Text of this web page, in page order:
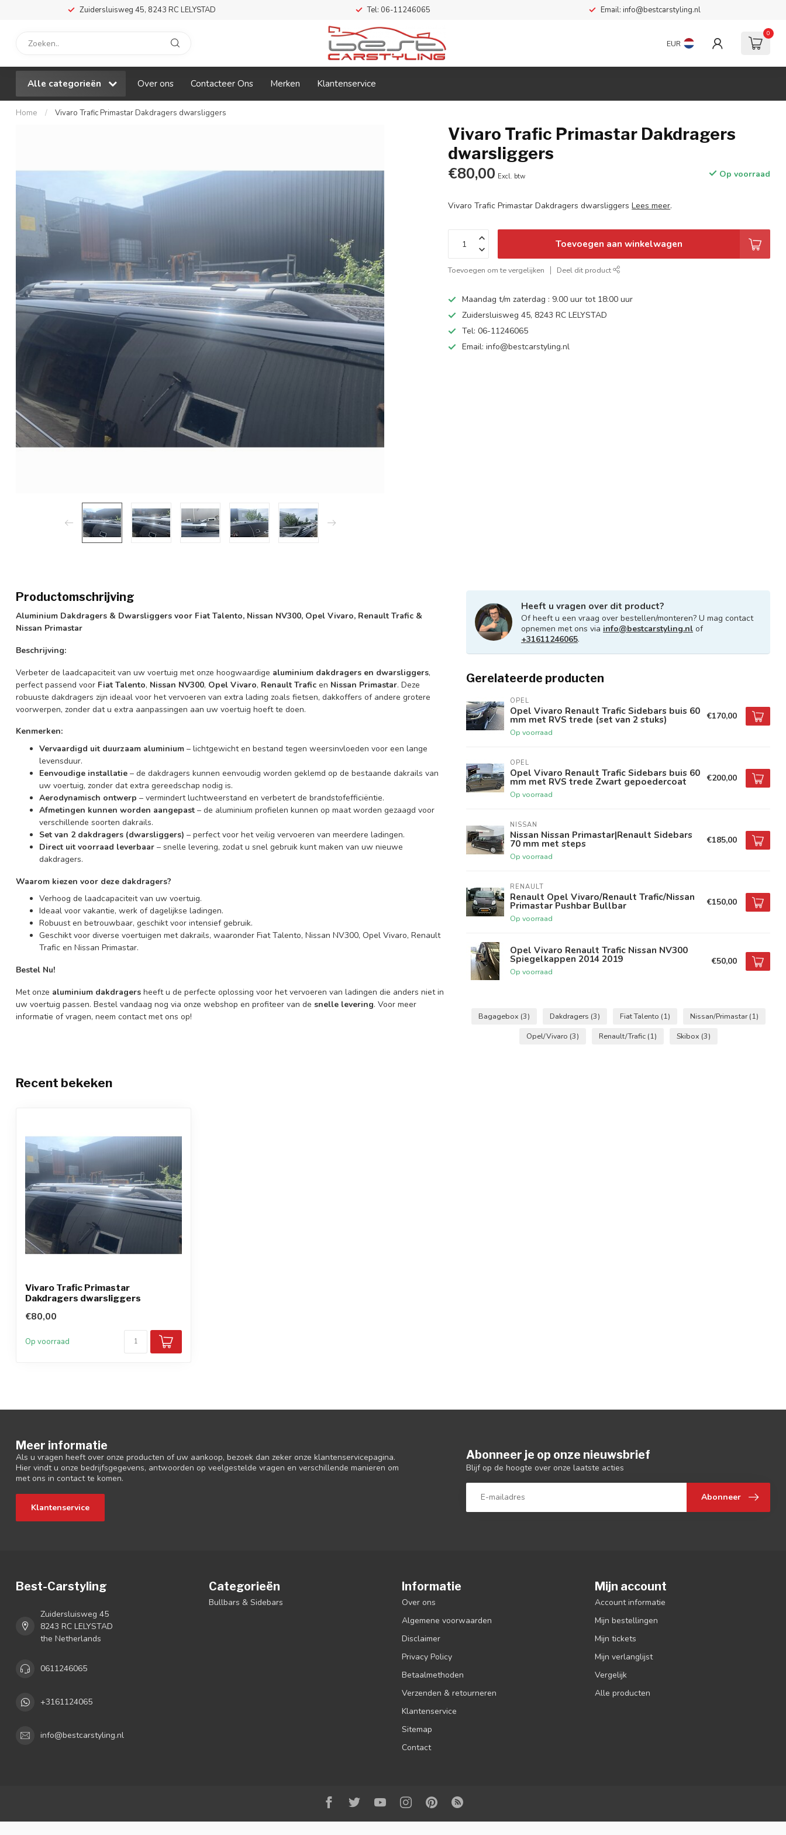
Zuidersluisweg 45, 8243 RC LELYSTAD Tel: 06-11246065 Email: info@bestcarstyling.nl
EUR
0
Alle categorieën Over ons Contacteer Ons Merken Klantenservice
Home / Vivaro Trafic Primastar Dakdragers dwarsliggers
Vivaro Trafic Primastar Dakdragers
dwarsliggers
€80,00 Excl. btw Op voorraad
Vivaro Trafic Primastar Dakdragers dwarsliggersLees meer.
Toevoegen aan winkelwagen
Toevoegen om te vergelijken Deel dit product
Maandag t/m zaterdag : 9.00 uur tot 18:00 uur
Zuidersluisweg 45, 8243 RC LELYSTAD
Tel: 06-11246065
Email:info@bestcarstyling.nl
Productomschrijving
Aluminium Dakdragers & Dwarsliggers voor Fiat Talento, Nissan NV300, Opel Vivaro, Renault Trafic &
Nissan Primastar
Beschrijving:
Verbeter de laadcapaciteit van uw voertuig met onze hoogwaardige aluminium dakdragers en dwarsliggers,
perfect passend voor Fiat Talento, Nissan NV300, Opel Vivaro, Renault Trafic en Nissan Primastar. Deze
robuuste dakdragers zijn ideaal voor het vervoeren van extra lading zoals fietsen, dakkoffers of andere grotere
voorwerpen, zonder dat u extra aanpassingen aan uw voertuig hoeft te doen.
Kenmerken:
Vervaardigd uit duurzaam aluminium – lichtgewicht en bestand tegen weersinvloeden voor een lange
levensduur.
Eenvoudige installatie – de dakdragers kunnen eenvoudig worden geklemd op de bestaande dakrails van
uw voertuig, zonder dat extra gereedschap nodig is.
Aerodynamisch ontwerp – vermindert luchtweerstand en verbetert de brandstofefficiëntie.
Afmetingen kunnen worden aangepast – de aluminium profielen kunnen op maat worden gezaagd voor
verschillende soorten dakrails.
Set van 2 dakdragers (dwarsliggers) – perfect voor het veilig vervoeren van meerdere ladingen.
Direct uit voorraad leverbaar – snelle levering, zodat u snel gebruik kunt maken van uw nieuwe
dakdragers.
Waarom kiezen voor deze dakdragers?
Verhoog de laadcapaciteit van uw voertuig.
Ideaal voor vakantie, werk of dagelijkse ladingen.
Robuust en betrouwbaar, geschikt voor intensief gebruik.
Geschikt voor diverse voertuigen met dakrails, waaronder Fiat Talento, Nissan NV300, Opel Vivaro, Renault
Trafic en Nissan Primastar.
Bestel Nu!
Met onze aluminium dakdragers heeft u de perfecte oplossing voor het vervoeren van ladingen die anders niet in
uw voertuig passen. Bestel vandaag nog via onze webshop en profiteer van de snelle levering. Voor meer
informatie of vragen, neem contact met ons op!
Heeft u vragen over dit product?
Of heeft u een vraag over bestellen/monteren? U mag contact
opnemen met ons via info@bestcarstyling.nl of
+31611246065.
Gerelateerde producten
OPEL
Opel Vivaro Renault Trafic Sidebars buis 60
mm met RVS trede (set van 2 stuks)
Op voorraad
€170,00
OPEL
Opel Vivaro Renault Trafic Sidebars buis 60
mm met RVS trede Zwart gepoedercoat
Op voorraad
€200,00
NISSAN
Nissan Nissan Primastar|Renault Sidebars
70 mm met steps
Op voorraad
€185,00
RENAULT
Renault Opel Vivaro/Renault Trafic/Nissan
Primastar Pushbar Bullbar
Op voorraad
€150,00
Opel Vivaro Renault Trafic Nissan NV300
Spiegelkappen 2014 2019
Op voorraad
€50,00
Bagagebox (3) Dakdragers (3) Fiat Talento (1) Nissan/Primastar(1)
Opel/Vivaro (3) Renault/Trafic (1) Skibox (3)
Recent bekeken
Vivaro Trafic Primastar
Dakdragers dwarsliggers
€80,00
Op voorraad
Meer informatie
Als u vragen heeft over onze producten of uw aankoop, bezoek dan zeker onze klantenservicepagina.
Hier vindt u onze bedrijfsgegevens, antwoorden op veelgestelde vragen en verschillende manieren om
met ons in contact te komen.
Klantenservice
Abonneer je op onze nieuwsbrief
Blijf op de hoogte over onze laatste acties
Abonneer
Best-Carstyling
Zuidersluisweg 45
8243 RC LELYSTAD
the Netherlands
0611246065
+3161124065
info@bestcarstyling.nl
Categorieën
Bullbars & Sidebars
Informatie
Over ons
Algemene voorwaarden
Disclaimer
Privacy Policy
Betaalmethoden
Verzenden & retourneren
Klantenservice
Sitemap
Contact
Mijn account
Account informatie
Mijn bestellingen
Mijn tickets
Mijn verlanglijst
Vergelijk
Alle producten